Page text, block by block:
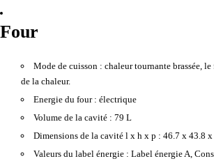
Four
Mode de cuisson : chaleur tournante brassée,
de la chaleur.
Energie du four : électrique
Volume de la cavité : 79 L
Dimensions de la cavité l x h x p : 46.7 x 43.8
Valeurs du label énergie : Label énergie A,